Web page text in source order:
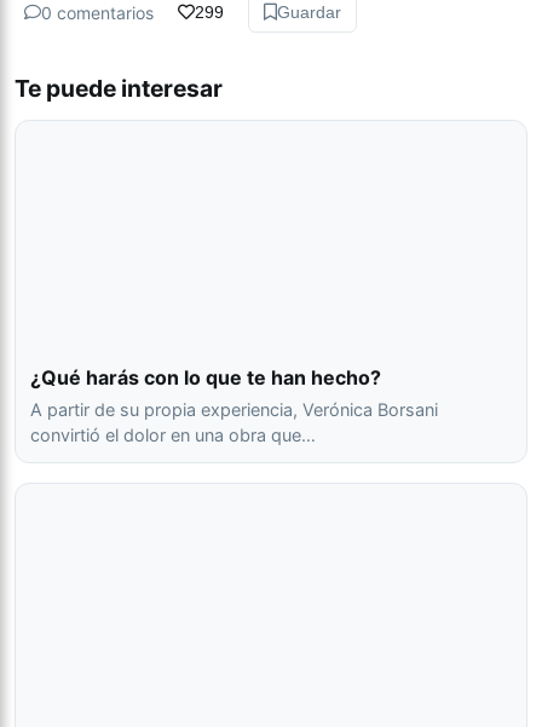
0 comentarios 299 Guardar
Te puede interesar
¿Qué harás con lo que te han hecho?
A partir de su propia experiencia, Verónica Borsani
convirtió el dolor en una obra que…